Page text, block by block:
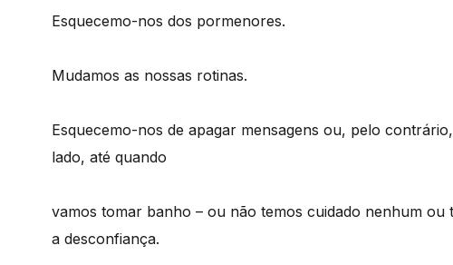
Esquecemo-nos dos pormenores.
Mudamos as nossas rotinas.
Esquecemo-nos de apagar mensagens ou, pelo
lado, até quando
vamos tomar banho – ou não temos cuidado nenhum
a desconfiança.